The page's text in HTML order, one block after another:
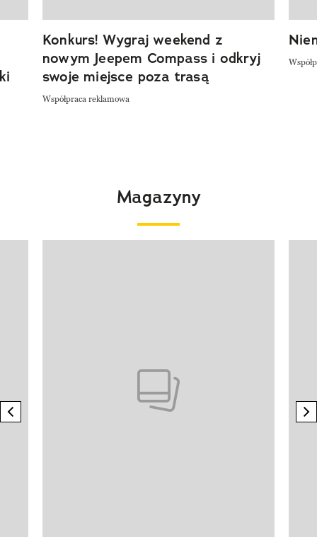
Konkurs! Wygraj weekend z
nowym Jeepem Compass i odkryj
swoje miejsce poza trasą
Współpraca reklamowa
Magazyny
previous element